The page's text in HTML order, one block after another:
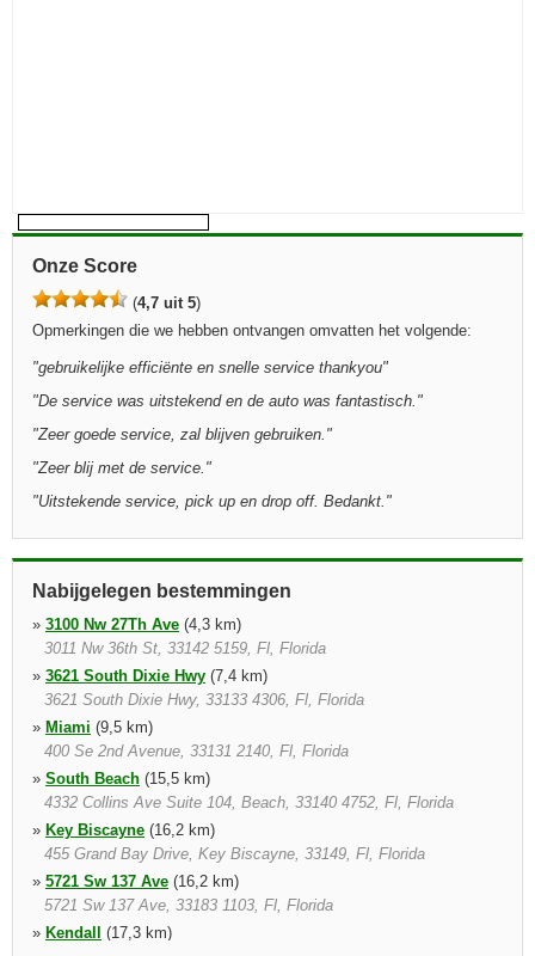
Onze Score
(4,7 uit 5)
Opmerkingen die we hebben ontvangen omvatten het volgende:
"gebruikelijke efficiënte en snelle service thankyou"
"De service was uitstekend en de auto was fantastisch. "
"Zeer goede service, zal blijven gebruiken. "
"Zeer blij met de service. "
"Uitstekende service, pick up en drop off. Bedankt. "
Nabijgelegen bestemmingen
» 3100 Nw 27Th Ave (4,3 km)
3011 Nw 36th St, 33142 5159, Fl, Florida
» 3621 South Dixie Hwy (7,4 km)
3621 South Dixie Hwy, 33133 4306, Fl, Florida
» Miami (9,5 km)
400 Se 2nd Avenue, 33131 2140, Fl, Florida
» South Beach (15,5 km)
4332 Collins Ave Suite 104, Beach, 33140 4752, Fl, Florida
» Key Biscayne (16,2 km)
455 Grand Bay Drive, Key Biscayne, 33149, Fl, Florida
» 5721 Sw 137 Ave (16,2 km)
5721 Sw 137 Ave, 33183 1103, Fl, Florida
» Kendall
(17,3 km)